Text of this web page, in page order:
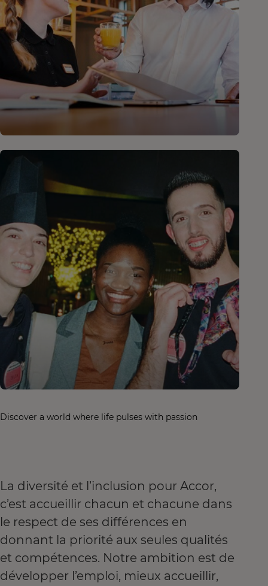
Discover a world where life pulses with passion
La diversité et l’inclusion pour Accor,
c’est accueillir chacun et chacune dans
le respect de ses différences en
donnant la priorité aux seules qualités
et compétences. Notre ambition est de
développer l’emploi, mieux accueillir,